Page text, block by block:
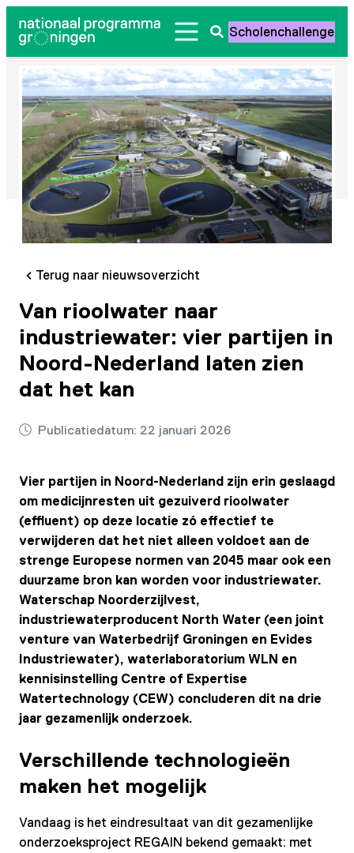
naar
de
inhoud
Zoeken
openen
Scholenchallenge
Terug naar nieuwsoverzicht
Van rioolwater naar
industriewater: vier partijen in
Noord-Nederland laten zien
dat het kan
Publicatiedatum: 22 januari 2026
Vier partijen in Noord-Nederland zijn erin geslaagd
om medicijnresten uit gezuiverd rioolwater
(effluent) op deze locatie zó effectief te
verwijderen dat het niet alleen voldoet aan de
strenge Europese normen van 2045 maar ook een
duurzame bron kan worden voor industriewater.
Waterschap Noorderzijlvest,
industriewaterproducent North Water (een joint
venture van Waterbedrijf Groningen en Evides
Industriewater), waterlaboratorium WLN en
kennisinstelling Centre of Expertise
Watertechnology (CEW) concluderen dit na drie
jaar gezamenlijk onderzoek.
Verschillende technologieën
maken het mogelijk
Vandaag is het eindresultaat van dit gezamenlijke
onderzoeksproject REGAIN bekend gemaakt: met